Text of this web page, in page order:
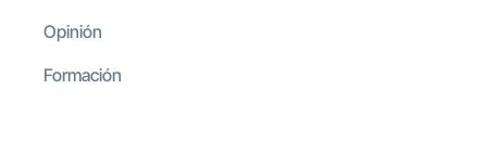
Opinión
Formación